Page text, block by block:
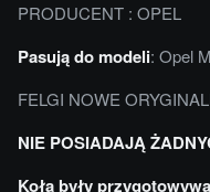
PRODUCENT : OPEL
Pasują do modeli: Opel
FELGI NOWE
NIE POSIADAJĄ
Koła były